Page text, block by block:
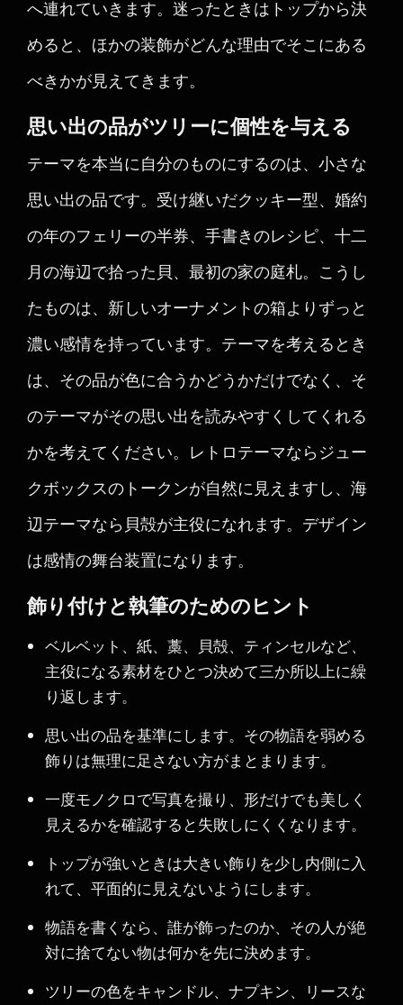
へ連れていきます。迷ったときはトップから決
めると、ほかの装飾がどんな理由でそこにある
べきかが見えてきます。
思い出の品がツリーに個性を与える
テーマを本当に自分のものにするのは、小さな
思い出の品です。受け継いだクッキー型、婚約
の年のフェリーの半券、手書きのレシピ、十二
月の海辺で拾った貝、最初の家の庭札。こうし
たものは、新しいオーナメントの箱よりずっと
濃い感情を持っています。テーマを考えるとき
は、その品が色に合うかどうかだけでなく、そ
のテーマがその思い出を読みやすくしてくれる
かを考えてください。レトロテーマならジュー
クボックスのトークンが自然に見えますし、海
辺テーマなら貝殻が主役になれます。デザイン
は感情の舞台装置になります。
飾り付けと執筆のためのヒント
ベルベット、紙、藁、貝殻、ティンセルなど、
主役になる素材をひとつ決めて三か所以上に繰
り返します。
思い出の品を基準にします。その物語を弱める
飾りは無理に足さない方がまとまります。
一度モノクロで写真を撮り、形だけでも美しく
見えるかを確認すると失敗しにくくなります。
トップが強いときは大きい飾りを少し内側に入
れて、平面的に見えないようにします。
物語を書くなら、誰が飾ったのか、その人が絶
対に捨てない物は何かを先に決めます。
ツリーの色をキャンドル、ナプキン、リースな